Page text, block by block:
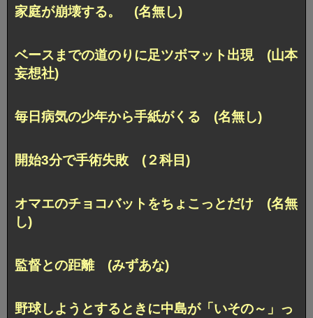
家庭が崩壊する。 (名無し)
ベースまでの道のりに足ツボマット出現 (山本
妄想社)
毎日病気の少年から手紙がくる (名無し)
開始3分で手術失敗 (２科目)
オマエのチョコバットをちょこっとだけ (名無
し)
監督との距離 (みずあな)
野球しようとするときに中島が「いその～」っ